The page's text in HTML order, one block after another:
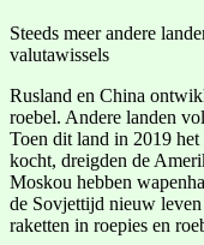
Steeds meer andere
valutawissels
Rusland en China
roebel. Andere landen
Toen dit land in 2019 het
kocht, dreigden de
Moskou hebben
de Sovjettijd nieuw
raketten in roepies en